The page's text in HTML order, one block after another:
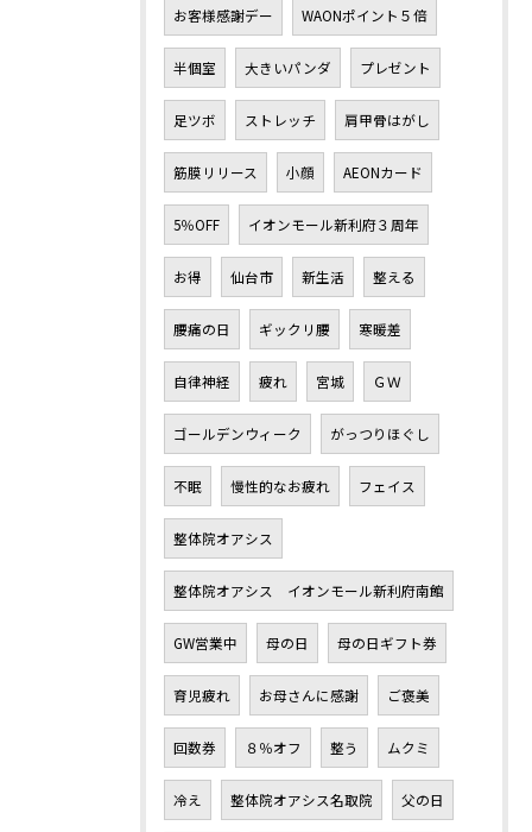
お客様感謝デー WAONポイント５倍
半個室 大きいパンダ プレゼント
足ツボ ストレッチ 肩甲骨はがし
筋膜リリース 小顔 AEONカード
5％OFF イオンモール新利府３周年
お得 仙台市 新生活 整える
腰痛の日 ギックリ腰 寒暖差
自律神経 疲れ 宮城 ＧＷ
ゴールデンウィーク がっつりほぐし
不眠 慢性的なお疲れ フェイス
整体院オアシス
整体院オアシス イオンモール新利府南館
GW営業中 母の日 母の日ギフト券
育児疲れ お母さんに感謝 ご褒美
回数券 ８％オフ 整う ムクミ
冷え 整体院オアシス名取院 父の日